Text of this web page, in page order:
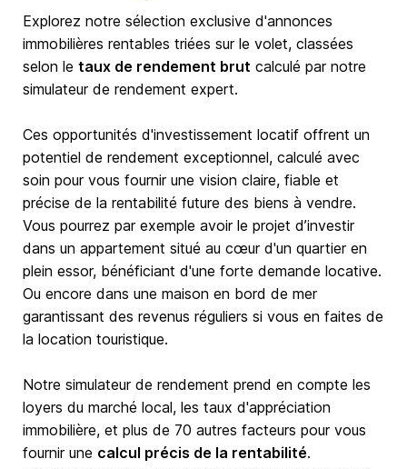
Explorez notre sélection exclusive d'annonces
immobilières rentables triées sur le volet, classées
selon le taux de rendement brut calculé par notre
simulateur de rendement expert.
Ces opportunités d'investissement locatif offrent un
potentiel de rendement exceptionnel, calculé avec
soin pour vous fournir une vision claire, fiable et
précise de la rentabilité future des biens à vendre.
Vous pourrez par exemple avoir le projet d’investir
dans un appartement situé au cœur d'un quartier en
plein essor, bénéficiant d'une forte demande locative.
Ou encore dans une maison en bord de mer
garantissant des revenus réguliers si vous en faites de
la location touristique.
Notre simulateur de rendement prend en compte les
loyers du marché local, les taux d'appréciation
immobilière, et plus de 70 autres facteurs pour vous
fournir une calcul précis de la rentabilité.